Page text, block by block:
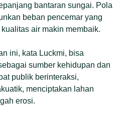
bantaran sungai. Pola
beban pencemar yang
air makin membaik.
ini, kata Luckmi, bisa
sumber kehidupan dan
publik berinteraksi,
menciptakan lahan
erosi.